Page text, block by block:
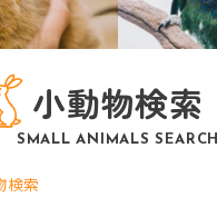
小動物検索
SMALL ANIMALS SEARCH
検索